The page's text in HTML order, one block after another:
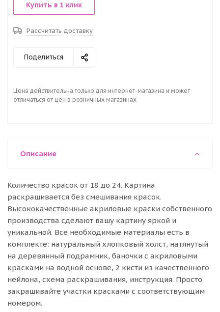
Купить в 1 клик
Рассчитать доставку
Поделиться
Цена действительна только для интернет-магазина и может
отличаться от цен в розничных магазинах
Описание
Количество красок от 18 до 24. Картина
раскрашивается без смешивания красок.
Высококачественные акриловые краски собственного
производства сделают вашу картину яркой и
уникальной. Все необходимые материалы есть в
комплекте: натуральный хлопковый холст, натянутый
на деревянный подрамник, баночки с акриловыми
красками на водной основе, 2 кисти из качественного
нейлона, схема раскрашивания, инструкция. Просто
закрашивайте участки красками с соответствующим
номером.